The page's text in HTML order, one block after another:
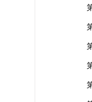
第
第
第
第
第